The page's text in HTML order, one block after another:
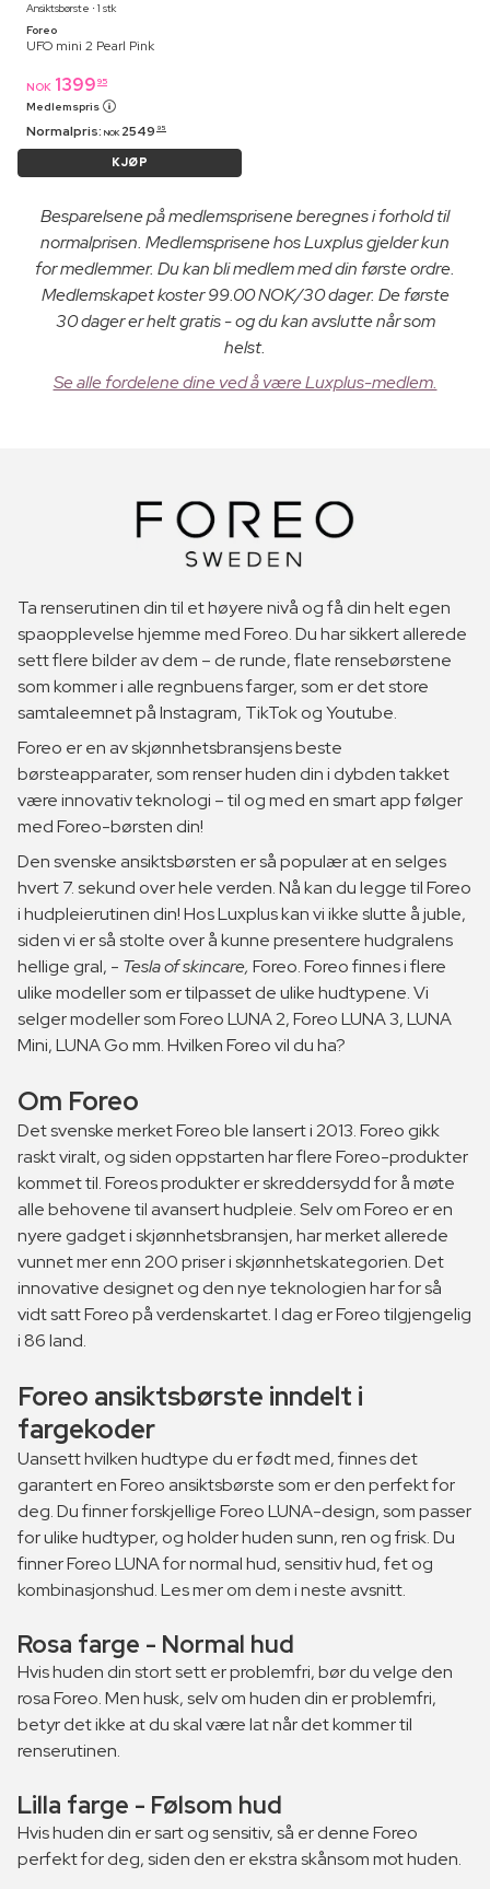
Ansiktsbørste ⋅ 1 stk
Foreo
UFO mini 2 Pearl Pink
NOK 1399 95
Medlemspris
Normalpris: NOK 2549 95
KJØP
Besparelsene på medlemsprisene beregnes i forhold til
normalprisen. Medlemsprisene hos Luxplus gjelder kun
for medlemmer. Du kan bli medlem med din første ordre.
Medlemskapet koster 99.00 NOK/30 dager. De første
30 dager er helt gratis - og du kan avslutte når som
helst.
Se alle fordelene dine ved å være Luxplus-medlem.
Ta renserutinen din til et høyere nivå og få din helt egen
spaopplevelse hjemme med Foreo. Du har sikkert allerede
sett flere bilder av dem – de runde, flate rensebørstene
som kommer i alle regnbuens farger, som er det store
samtaleemnet på Instagram, TikTok og Youtube.
Foreo er en av skjønnhetsbransjens beste
børsteapparater, som renser huden din i dybden takket
være innovativ teknologi – til og med en smart app følger
med Foreo-børsten din!
Den svenske ansiktsbørsten er så populær at en selges
hvert 7. sekund over hele verden. Nå kan du legge til Foreo
i hudpleierutinen din! Hos Luxplus kan vi ikke slutte å juble,
siden vi er så stolte over å kunne presentere hudgralens
hellige gral, - Tesla of skincare, Foreo. Foreo finnes i flere
ulike modeller som er tilpasset de ulike hudtypene. Vi
selger modeller som Foreo LUNA 2, Foreo LUNA 3, LUNA
Mini, LUNA Go mm. Hvilken Foreo vil du ha?
Om Foreo
Det svenske merket Foreo ble lansert i 2013. Foreo gikk
raskt viralt, og siden oppstarten har flere Foreo-produkter
kommet til. Foreos produkter er skreddersydd for å møte
alle behovene til avansert hudpleie. Selv om Foreo er en
nyere gadget i skjønnhetsbransjen, har merket allerede
vunnet mer enn 200 priser i skjønnhetskategorien. Det
innovative designet og den nye teknologien har for så
vidt satt Foreo på verdenskartet. I dag er Foreo tilgjengelig
i 86 land.
Foreo ansiktsbørste inndelt i
fargekoder
Uansett hvilken hudtype du er født med, finnes det
garantert en Foreo ansiktsbørste som er den perfekt for
deg. Du finner forskjellige Foreo LUNA-design, som passer
for ulike hudtyper, og holder huden sunn, ren og frisk. Du
finner Foreo LUNA for normal hud, sensitiv hud, fet og
kombinasjonshud. Les mer om dem i neste avsnitt.
Rosa farge - Normal hud
Hvis huden din stort sett er problemfri, bør du velge den
rosa Foreo. Men husk, selv om huden din er problemfri,
betyr det ikke at du skal være lat når det kommer til
renserutinen.
Lilla farge - Følsom hud
Hvis huden din er sart og sensitiv, så er denne Foreo
perfekt for deg, siden den er ekstra skånsom mot huden.